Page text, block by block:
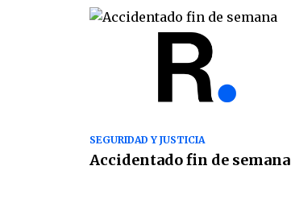
SEGURIDAD Y JUSTICIA
Accidentado fin de semana